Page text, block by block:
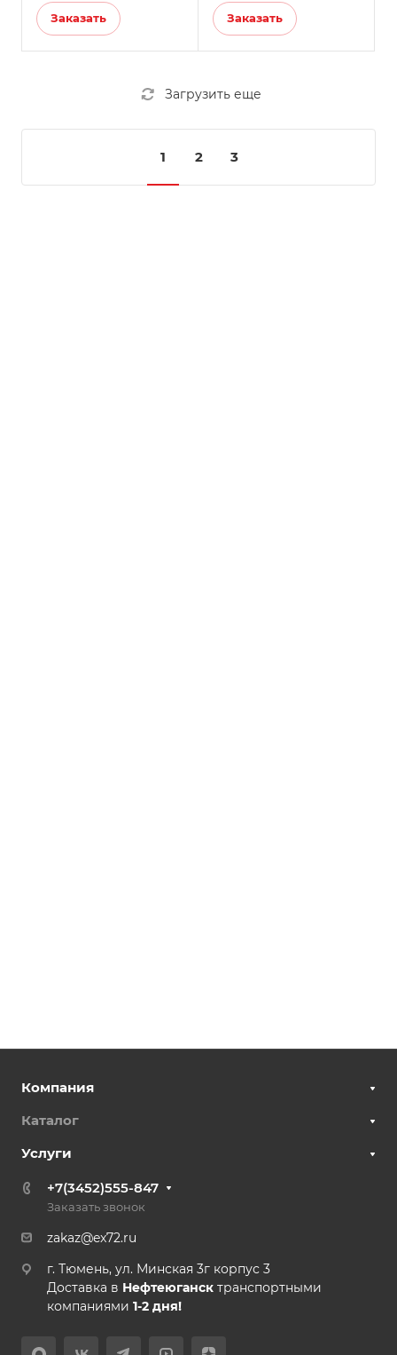
Заказать Заказать
Загрузить еще
1 2 3
Компания
Каталог
Услуги
+7(3452)555-847
Заказать звонок
zakaz@ex72.ru
г. Тюмень, ул. Минская 3г корпус 3
Доставка в Нефтеюганск транспортными
компаниями 1-2 дня!